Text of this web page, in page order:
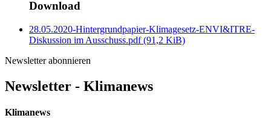
Download
28.05.2020-Hintergrundpapier-Klimagesetz-ENVI&ITRE-
Diskussion im Ausschuss.pdf(91,2 KiB)
Newsletter abonnieren
Newsletter - Klimanews
Klimanews